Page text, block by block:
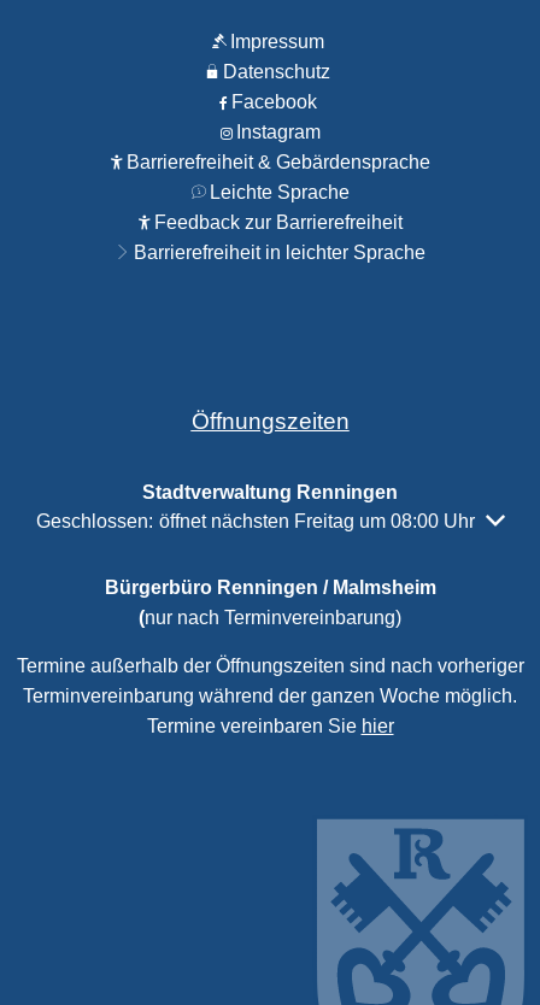
Impressum
Datenschutz
Facebook
Instagram
Barrierefreiheit & Gebärdensprache
Leichte Sprache
Feedback zur Barrierefreiheit
Barrierefreiheit in leichter Sprache
Öffnungszeiten
Stadtverwaltung Renningen
Klicken, um weitere Öffnungs- oder Schließzeiten
Geschlossen: öffnet nächsten Freitag um 08:00 Uhr
Bürgerbüro Renningen / Malmsheim
(nur nach Terminvereinbarung)
Termine außerhalb der Öffnungszeiten sind nach vorheriger
Terminvereinbarung während der ganzen Woche möglich.
Termine vereinbaren Sie hier